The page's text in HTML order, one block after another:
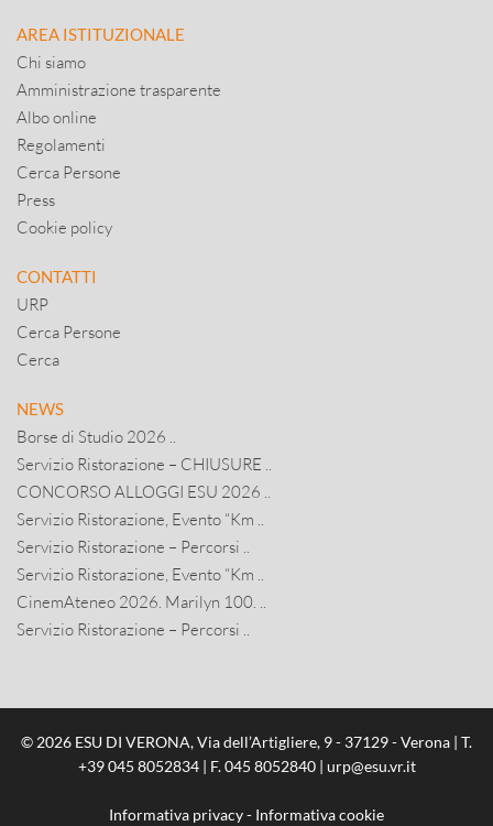
AREA ISTITUZIONALE
Chi siamo
Amministrazione trasparente
Albo online
Regolamenti
Cerca Persone
Press
Cookie policy
CONTATTI
URP
Cerca Persone
Cerca
NEWS
Borse di Studio 2026 ..
Servizio Ristorazione – CHIUSURE ..
CONCORSO ALLOGGI ESU 2026 ..
Servizio Ristorazione, Evento “Km ..
Servizio Ristorazione – Percorsi ..
Servizio Ristorazione, Evento “Km ..
CinemAteneo 2026. Marilyn 100. ..
Servizio Ristorazione – Percorsi ..
© 2026 ESU DI VERONA, Via dell’Artigliere, 9 - 37129 - Verona | T.
+39 045 8052834| F. 045 8052840 | urp@esu.vr.it
Informativa privacy- Informativa cookie